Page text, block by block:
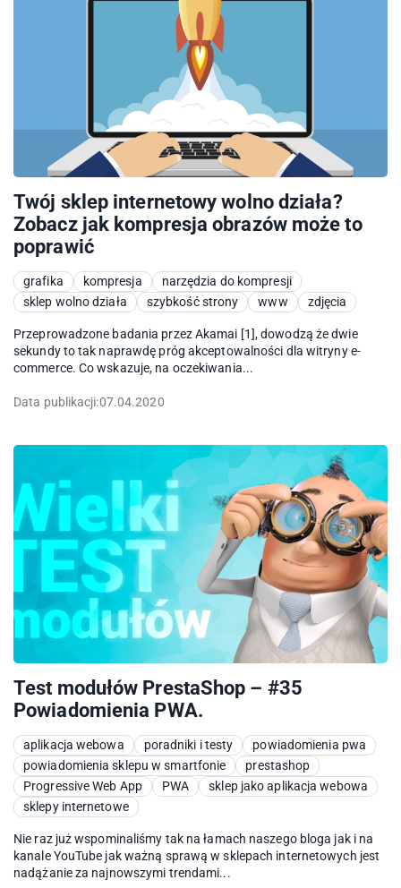
Twój sklep internetowy wolno działa?
Zobacz jak kompresja obrazów może to
poprawić
grafika kompresja
narzędzia do kompresji
sklep wolno działa
szybkość strony www zdjęcia
Przeprowadzone badania przez Akamai [1], dowodzą że dwie
sekundy to tak naprawdę próg akceptowalności dla witryny e-
commerce. Co wskazuje, na oczekiwania...
Data publikacji:07.04.2020
Test modułów PrestaShop – #35
Powiadomienia PWA.
aplikacja webowa poradniki i testy
powiadomienia pwa
powiadomienia sklepu w smartfonie
prestashop
Progressive Web App
PWA
sklep jako aplikacja webowa
sklepy internetowe
Nie raz już wspominaliśmy tak na łamach naszego bloga jak i na
kanale YouTube jak ważną sprawą w sklepach internetowych jest
nadążanie za najnowszymi trendami...